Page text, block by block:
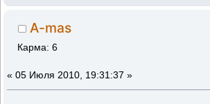
A-mas
Карма: 6
« 05 Июля 2010, 19:31:37 »